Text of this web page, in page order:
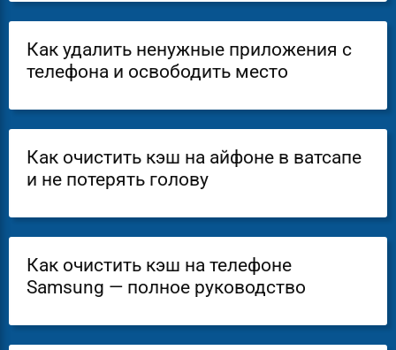
Как удалить ненужные приложения с
телефона и освободить место
Как очистить кэш на айфоне в ватсапе
и не потерять голову
Как очистить кэш на телефоне
Samsung — полное руководство